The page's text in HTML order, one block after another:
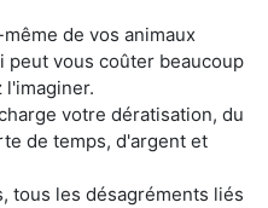
de vos animaux
vous coûter beaucoup
l'imaginer.
votre dératisation, du
de temps, d'argent et
tous les désagréments liés